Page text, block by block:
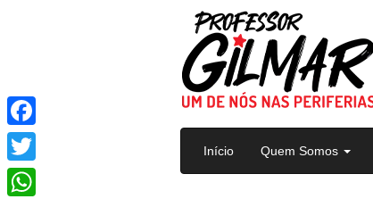
Pular para o conteúdo
Início Quem Somos
Facebook
Twitter